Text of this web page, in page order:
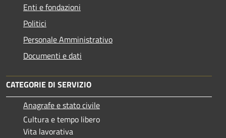
Enti e fondazioni
Politici
Personale Amministrativo
Documenti e dati
CATEGORIE DI SERVIZIO
Anagrafe e stato civile
Cultura e tempo libero
Vita lavorativa